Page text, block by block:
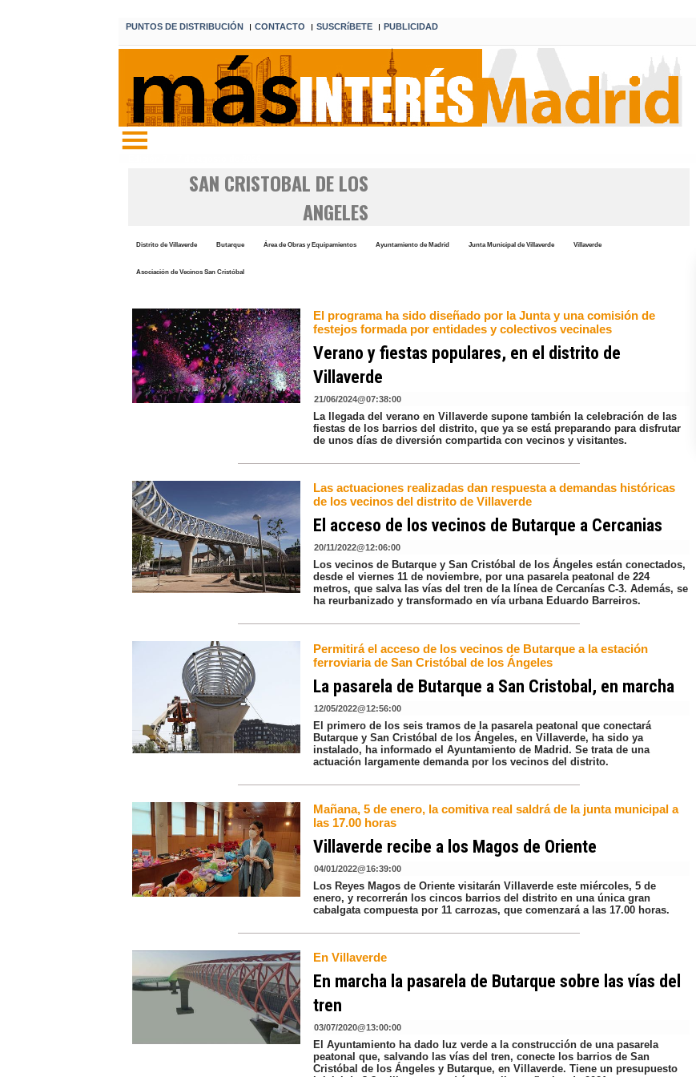
PUNTOS DE DISTRIBUCIÓN I CONTACTO I SUSCRíBETE I PUBLICIDAD
SAN CRISTOBAL DE LOS
ANGELES
Distrito de Villaverde Butarque Área de Obras y Equipamientos Ayuntamiento de Madrid Junta Municipal de Villaverde Villaverde
Asociación de Vecinos San Cristóbal
El programa ha sido diseñado por la Junta y una comisión de
festejos formada por entidades y colectivos vecinales
Verano y fiestas populares, en el distrito de
Villaverde
21/06/2024@07:38:00
La llegada del verano en Villaverde supone también la celebración de las
fiestas de los barrios del distrito, que ya se está preparando para disfrutar
de unos días de diversión compartida con vecinos y visitantes.
Las actuaciones realizadas dan respuesta a demandas históricas
de los vecinos del distrito de Villaverde
El acceso de los vecinos de Butarque a Cercanias
20/11/2022@12:06:00
Los vecinos de Butarque y San Cristóbal de los Ángeles están conectados,
desde el viernes 11 de noviembre, por una pasarela peatonal de 224
metros, que salva las vías del tren de la línea de Cercanías C-3. Además, se
ha reurbanizado y transformado en vía urbana Eduardo Barreiros.
Permitirá el acceso de los vecinos de Butarque a la estación
ferroviaria de San Cristóbal de los Ángeles
La pasarela de Butarque a San Cristobal, en marcha
12/05/2022@12:56:00
El primero de los seis tramos de la pasarela peatonal que conectará
Butarque y San Cristóbal de los Ángeles, en Villaverde, ha sido ya
instalado, ha informado el Ayuntamiento de Madrid. Se trata de una
actuación largamente demanda por los vecinos del distrito.
Mañana, 5 de enero, la comitiva real saldrá de la junta municipal a
las 17.00 horas
Villaverde recibe a los Magos de Oriente
04/01/2022@16:39:00
Los Reyes Magos de Oriente visitarán Villaverde este miércoles, 5 de
enero, y recorrerán los cincos barrios del distrito en una única gran
cabalgata compuesta por 11 carrozas, que comenzará a las 17.00 horas.
En Villaverde
En marcha la pasarela de Butarque sobre las vías del
tren
03/07/2020@13:00:00
El Ayuntamiento ha dado luz verde a la construcción de una pasarela
peatonal que, salvando las vías del tren, conecte los barrios de San
Cristóbal de los Ángeles y Butarque, en Villaverde. Tiene un presupuesto